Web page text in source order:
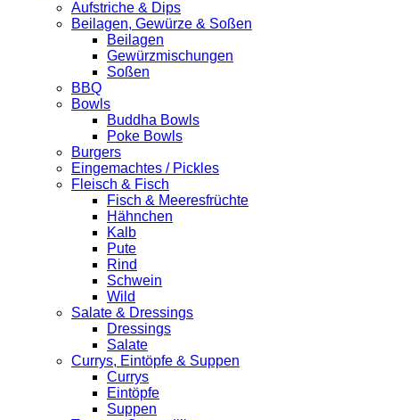
Aufstriche & Dips
Beilagen, Gewürze & Soßen
Beilagen
Gewürzmischungen
Soßen
BBQ
Bowls
Buddha Bowls
Poke Bowls
Burgers
Eingemachtes / Pickles
Fleisch & Fisch
Fisch & Meeresfrüchte
Hähnchen
Kalb
Pute
Rind
Schwein
Wild
Salate & Dressings
Dressings
Salate
Currys, Eintöpfe & Suppen
Currys
Eintöpfe
Suppen